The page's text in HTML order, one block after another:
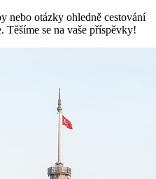
nebo otázky ohledně cestování
Těšíme se na vaše příspěvky!